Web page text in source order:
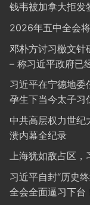
钱韦被加拿大拒发
2026年五中全会
邓朴方讨习檄文针
– 称习近平政府已
习近平在宁德地委
孕生下当今太子习
中共高层权力世纪
溃内幕全纪录
上海犹如敌占区，
习近平自封“历史
全会全面逼习下台